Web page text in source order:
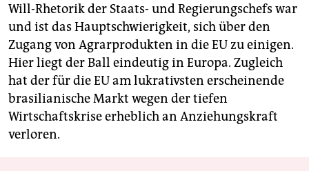
Will-Rhetorik der Staats- und Regierungschefs war
und ist das Hauptschwierigkeit, sich über den
Zugang von Agrarprodukten in die EU zu einigen.
Hier liegt der Ball eindeutig in Europa. Zugleich
hat der für die EU am lukrativsten erscheinende
brasilianische Markt wegen der tiefen
Wirtschaftskrise erheblich an Anziehungskraft
verloren.